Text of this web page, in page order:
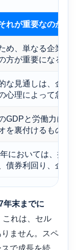
れが重要なのか
め、単なる企業価
方が重要になる。
な見通しは、金利
心理によって急速
GDPと労働力に関
を裏付けるもので
においては、抽象
債券利回り、企業
年末までに
これは、セル
ません。スペ
で成長を続